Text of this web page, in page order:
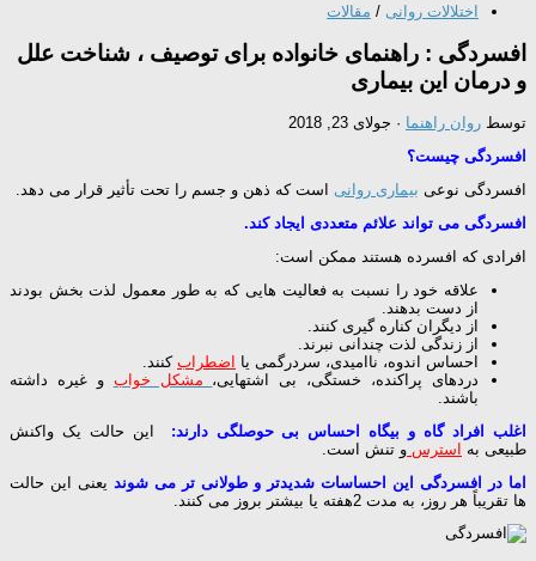
اختلالات روانی / مقالات
افسردگی : راهنمای خانواده برای توصیف ، شناخت علل
و درمان این بیماری
توسط روان راهنما · جولای 23, 2018
افسردگی چیست؟
افسردگی نوعی بیماری روانی است که ذهن و جسم را تحت تأثیر قرار می دهد.
افسردگی می تواند علائم متعددی ایجاد کند.
افرادی که افسرده هستند ممکن است:
علاقه خود را نسبت به فعالیت هایی که به طور معمول لذت بخش بودند
از دست بدهند.
از دیگران کناره گیری کنند.
از زندگی لذت چندانی نبرند.
احساس اندوه، ناامیدی، سردرگمی یا اضطراب کنند.
دردهای پراکنده، خستگی، بی اشتهایی، مشکل خواب و غیره داشته
باشند.
اغلب افراد گاه و بیگاه احساس بی حوصلگی دارند:
این حالت یک واکنش
طبیعی به استرس و تنش است.
اما در افسردگی این احساسات شدیدتر و طولانی تر می شوند یعنی این حالت
ها تقریباً هر روز، به مدت 2هفته یا بیشتر بروز می کنند.